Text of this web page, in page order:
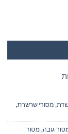
,מסורי שרשרת,
גובה,מסור